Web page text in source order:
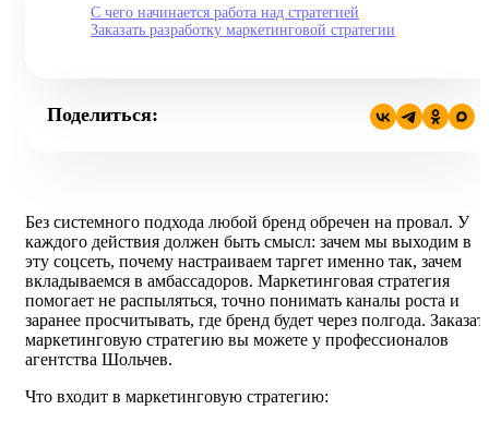
Без системного подхода любой бренд обречен на провал. У
каждого действия должен быть смысл: зачем мы выходим в
эту соцсеть, почему настраиваем таргет именно так, зачем
вкладываемся в амбассадоров. Маркетинговая стратегия
помогает не распыляться, точно понимать каналы роста и
заранее просчитывать, где бренд будет через полгода.
маркетинговую стратегию вы можете у профессионалов
агентства Шольчев.
Что входит в маркетинговую стратегию:
С чего начинается работа над стратегией
Заказать разработку маркетинговой стратегии
Поделиться: